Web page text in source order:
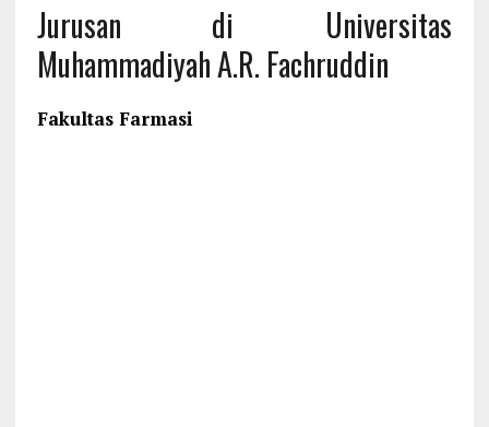
Jurusan di Universitas
Muhammadiyah A.R. Fachruddin
Fakultas Farmasi